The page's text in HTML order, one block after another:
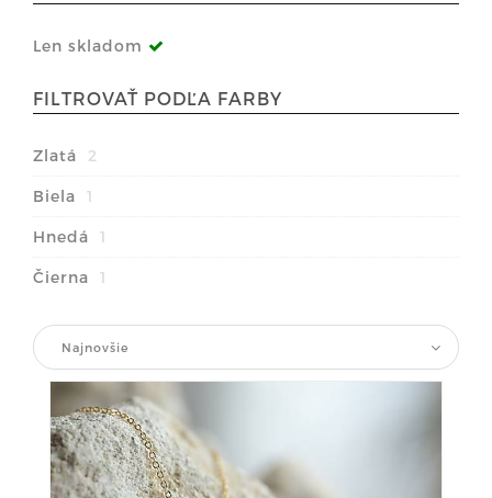
Len skladom
FILTROVAŤ PODĽA FARBY
Zlatá 2
Biela 1
Hnedá 1
Čierna 1
Najnovšie